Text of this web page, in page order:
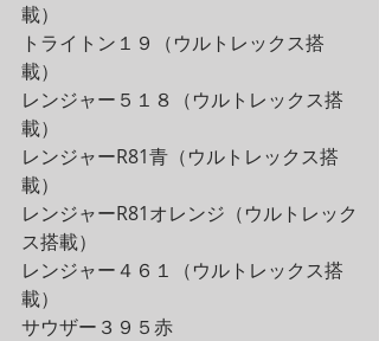
載）
トライトン１９（ウルトレックス搭
載）
レンジャー５１８（ウルトレックス搭
載）
レンジャーR81青（ウルトレックス搭
載）
レンジャーR81オレンジ（ウルトレック
ス搭載）
レンジャー４６１（ウルトレックス搭
載）
サウザー３９５赤